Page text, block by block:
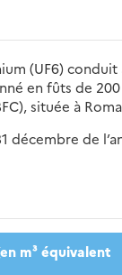
(UF6)
en fûts de
située à
de
m³ équivalent